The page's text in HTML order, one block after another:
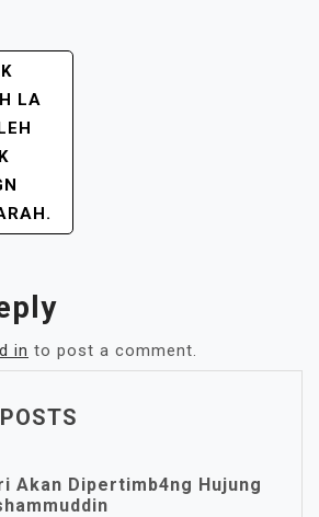
LA
in to post a comment.
Akan Dipertimb4ng Hujung